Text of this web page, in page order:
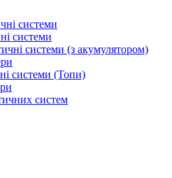
системи
системи
системи (з акумулятором)
системи (Топи)
систем